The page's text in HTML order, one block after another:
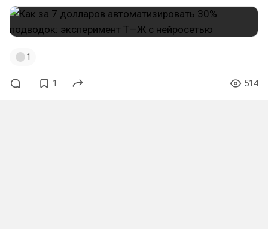
1
1 514